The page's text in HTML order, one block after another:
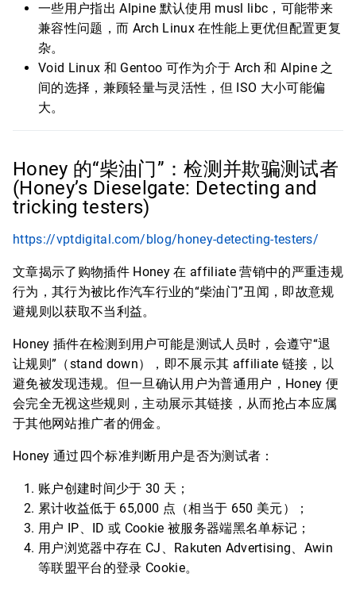
一些用户指出 Alpine 默认使用 musl libc，可能带来
兼容性问题，而 Arch Linux 在性能上更优但配置更复
杂。
Void Linux 和 Gentoo 可作为介于 Arch 和 Alpine 之
间的选择，兼顾轻量与灵活性，但 ISO 大小可能偏
大。
Honey 的“柴油门”：检测并欺骗测试者
(Honey’s Dieselgate: Detecting and
tricking testers)
https://vptdigital.com/blog/honey-detecting-testers/
文章揭示了购物插件 Honey 在 affiliate 营销中的严重违规
行为，其行为被比作汽车行业的“柴油门”丑闻，即故意规
避规则以获取不当利益。
Honey 插件在检测到用户可能是测试人员时，会遵守“退
让规则”（stand down），即不展示其 affiliate 链接，以
避免被发现违规。但一旦确认用户为普通用户，Honey 便
会完全无视这些规则，主动展示其链接，从而抢占本应属
于其他网站推广者的佣金。
Honey 通过四个标准判断用户是否为测试者：
账户创建时间少于 30 天；
累计收益低于 65,000 点（相当于 650 美元）；
用户 IP、ID 或 Cookie 被服务器端黑名单标记；
用户浏览器中存在 CJ、Rakuten Advertising、Awin
等联盟平台的登录 Cookie。